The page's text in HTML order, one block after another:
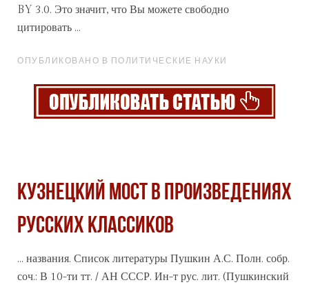
BY 3.0. Это значит, что Вы можете свободно
цитировать ...
ОПУБЛИКОВАНО В ПОЛИТИЧЕСКИЕ НАУКИ
КУЗНЕЦКИЙ МОСТ В ПРОИЗВЕДЕНИЯХ
РУССКИХ КЛАССИКОВ
... названия. Список литературы Пушкин А.С. Полн. собр.
соч.: В 10-ти тт. / АН СССР. Ин-т рус. лит. (Пушкинский